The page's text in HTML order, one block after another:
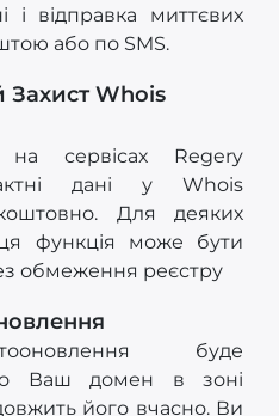
і відправка миттєвих
або по SMS.
Whois
сервісах Regery
дані у Whois
Для деяких
функція може бути
обмеження реєстру
буде
Ваш домен в зоні
його вчасно. Ви